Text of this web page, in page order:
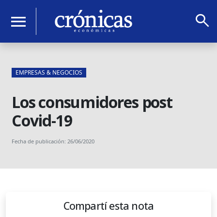
menu search
EMPRESAS & NEGOCIOS
Los consumidores post
Covid-19
Fecha de publicación: 26/06/2020
Compartí esta nota